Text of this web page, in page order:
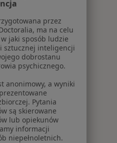
W pobliżu Sosnowca
przez
ma na celu
jaki sposób ludzie
sztucznej inteligencji
dobrostanu
psychicznego.
anonimowy, a wyniki
Pytania
są skierowane
lub opiekunów
informacji
niepełnoletnich.